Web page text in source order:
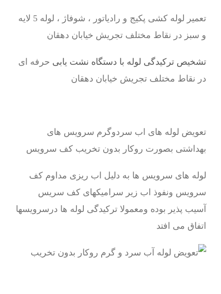
تعمیر لوله کشی پکیج و رادیاتور ، شوفاژ ، لوله 5 لایه
و سبز در نقاط مختلف تجریش خیابان دهقان
تشخیص ترکیدگی لوله با دستگاه نشت یابی حرفه ای
در نقاط مختلف تجریش خیابان دهقان
تعویض لوله های اب سردوگرم سرویس های
بهداشتی بصورت روکار بدون تخریب کف سرویس
لوله های سرویس ها به دلیل اب ریزی مداوم کف
سرویس ونفوذ اب زیر سرامیکهای کف سریس
آسیب پذیر بوده ومعمولا ترکیدگی لوله ها درسرویسها
اتفاق می افتد